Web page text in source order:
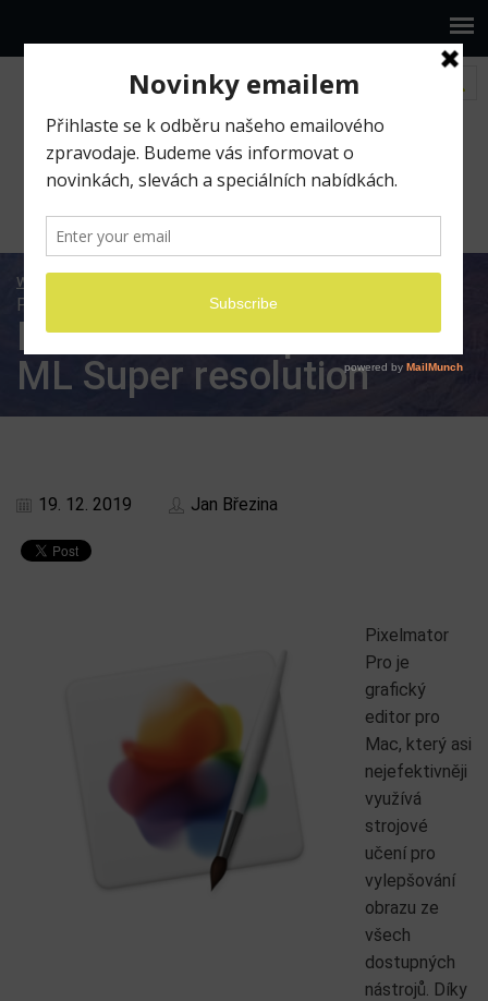
www.ilumio.cz
Pixelmator
Pro přidává ML Super resolution
Pixelmator Pro přidává
ML Super resolution
19. 12. 2019 Jan Březina
Pixelmator
Pro je
grafický
editor pro
Mac, který asi
nejefektivněji
využívá
strojové
učení pro
vylepšování
obrazu ze
všech
dostupných
nástrojů. Díky